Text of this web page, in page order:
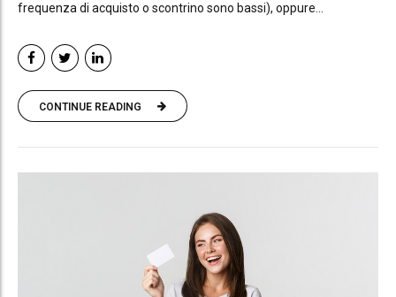
frequenza di acquisto o scontrino sono bassi), oppure...
CONTINUE READING